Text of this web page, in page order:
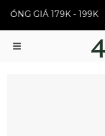
GIÁ 179K - 199K